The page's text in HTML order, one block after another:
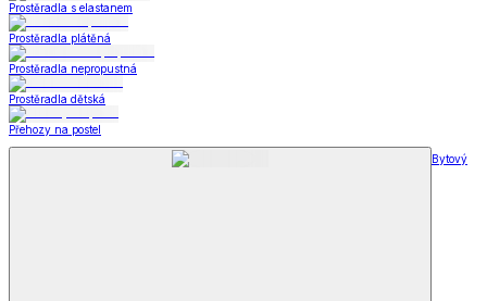
Prostěradla s elastanem
Prostěradla plátěná
Prostěradla nepropustná
Prostěradla dětská
Přehozy na postel
Bytový